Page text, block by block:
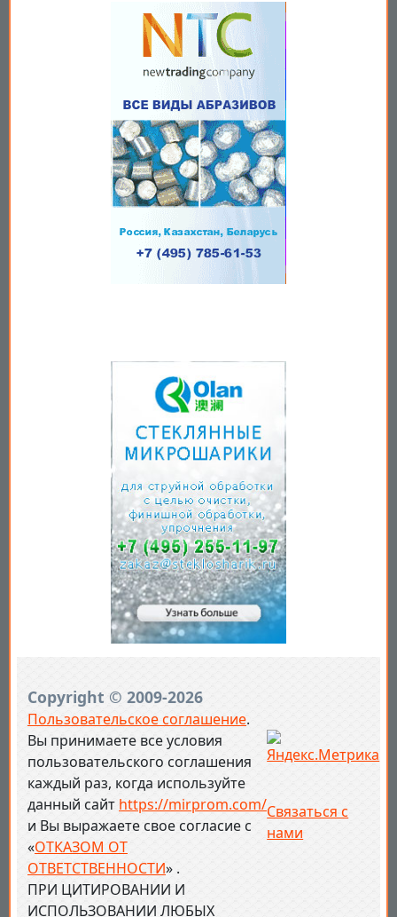
Copyright © 2009-2026
Пользовательское соглашение.
Вы принимаете все условия
пользовательского соглашения
каждый раз, когда используйте
данный сайт https://mirprom.com/
и Вы выражаете свое согласие с
«ОТКАЗОМ ОТ
ОТВЕТСТВЕННОСТИ» .
ПРИ ЦИТИРОВАНИИ И
ИСПОЛЬЗОВАНИИ ЛЮБЫХ
Связаться с
нами